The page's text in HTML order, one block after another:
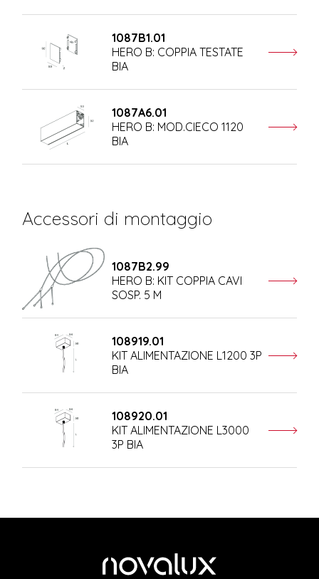
1087B1.01
HERO B: COPPIA TESTATE
BIA
1087A6.01
HERO B: MOD.CIECO 1120
BIA
Accessori di montaggio
1087B2.99
HERO B: KIT COPPIA CAVI
SOSP. 5 M
108919.01
KIT ALIMENTAZIONE L1200 3P
BIA
108920.01
KIT ALIMENTAZIONE L3000
3P BIA